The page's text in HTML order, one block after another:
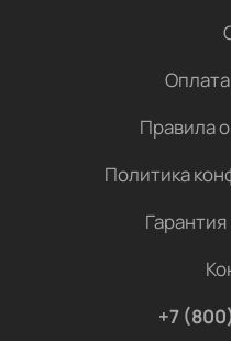
Правила
Политика
+7